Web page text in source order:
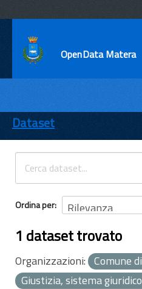
OpenData Matera
ENTI
TEMI
INFORMAZIONI
Dataset
Ordina per
1 dataset trovato
Organizzazioni: Comune
Giustizia, sistema